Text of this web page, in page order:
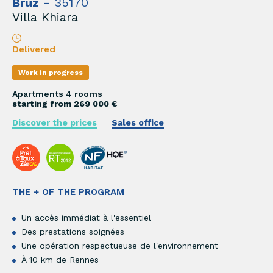
Villa Khiara
Delivered
Work in progress
Apartments 4 rooms
starting from 269 000 €
Discover the prices
Sales office
THE + OF THE PROGRAM
Un accès immédiat à l'essentiel
Des prestations soignées
Une opération respectueuse de l'environnement
À 10 km de Rennes